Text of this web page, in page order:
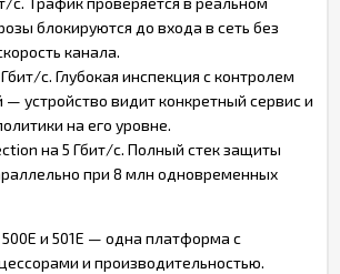
блокируются до входа в сеть без
канала.
Гбит/с. Глубокая инспекция с контролем
устройство видит конкретный сервис и
на его уровне.
на 5 Гбит/с. Полный стек защиты
при 8 млн одновременных
и 501E — одна платформа с
и производительностью.